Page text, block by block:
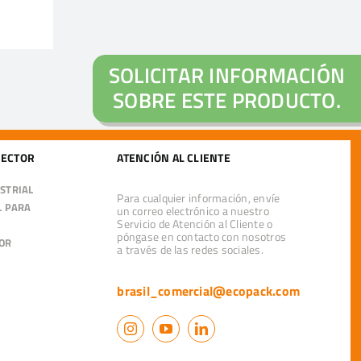
SOLICITAR INFORMACIÓN
SOBRE ESTE PRODUCTO.
PARA
ATENCIÓN AL CLIENTE
Para cualquier información, envíe
un correo electrónico a nuestro
Servicio de Atención al Cliente o
póngase en contacto con nosotros
a través de las redes sociales.
brasil_comercial@ecopack.com